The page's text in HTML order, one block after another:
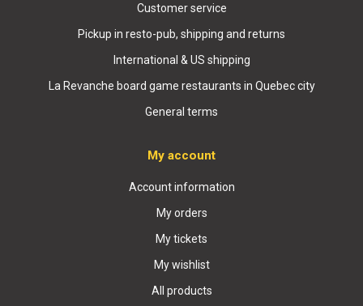
Customer service
Pickup in resto-pub, shipping and returns
International & US shipping
La Revanche board game restaurants in Quebec city
General terms
My account
Account information
My orders
My tickets
My wishlist
All products